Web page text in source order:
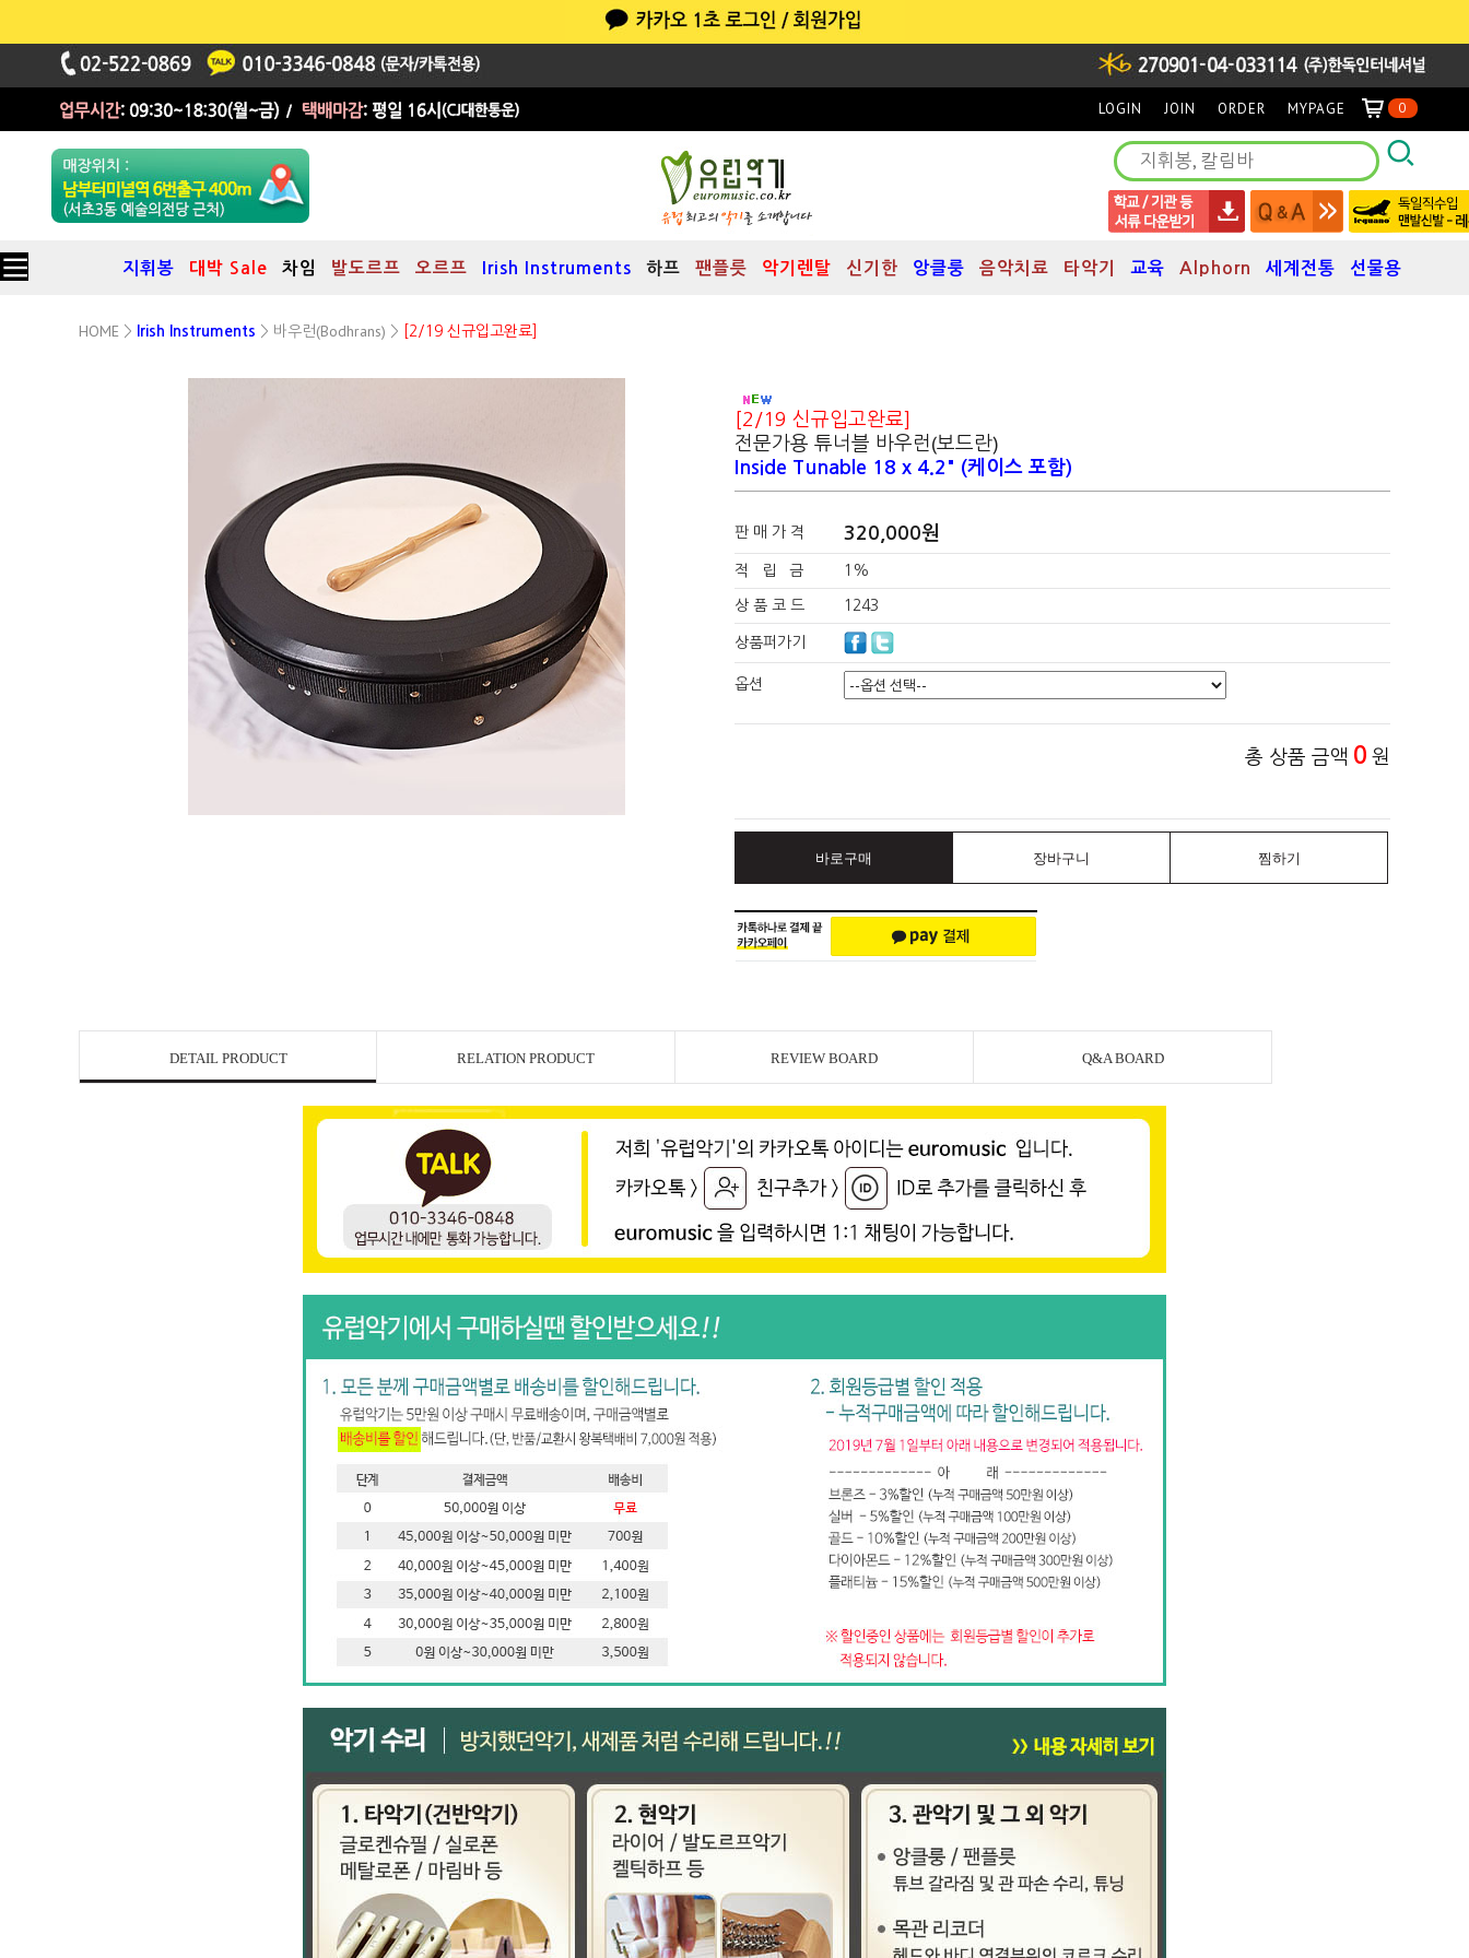
LOGIN JOIN ORDER MYPAGE 0
지휘봉 대박 Sale 차임 발도르프 오르프 Irish Instruments 하프 팬플릇 악기렌탈 신기한 앙클룽 음악치료 타악기 교육 Alphorn 세계전통 선물용
HOME > Irish Instruments > 바우런(Bodhrans) > [2/19 신규입고완료]
전문가용 튜너블 바우런(보드란)
[2/19 신규입고완료]
전문가용 튜너블 바우런(보드란)
Inside Tunable 18 x 4.2" (케이스 포함)
판 매 가 격 320,000원
적 립 금 1%
상 품 코 드 1243
상품퍼가기
옵션
총 상품 금액 0 원
바로구매 장바구니 찜하기
DETAIL PRODUCT RELATION PRODUCT REVIEW BOARD Q&A BOARD